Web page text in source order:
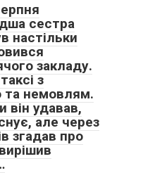
сестра
настільки
закладу.
з
немовлям.
він удавав,
але через
згадав про